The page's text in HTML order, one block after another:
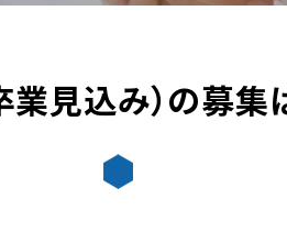
見込み）の募集